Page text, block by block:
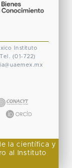
Instituto
(01-722)
la científica y
al Instituto